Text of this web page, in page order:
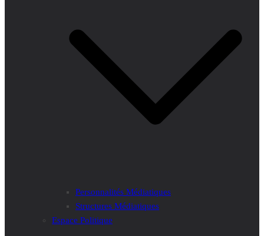
Personnalités Médiatiques
Structures Médiatiques
Espace Politique